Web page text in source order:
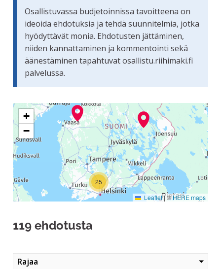
Osallistuvassa budjetoinnissa tavoitteena on
ideoida ehdotuksia ja tehdä suunnitelmia, jotka
hyödyttävät monia. Ehdotusten jättäminen,
niiden kannattaminen ja kommentointi sekä
äänestäminen tapahtuvat osallistu.riihimaki.fi
palvelussa.
Seuraavassa elementissä on kartta, joka esittää
25
+
−
Leaflet|©HERE maps
119 ehdotusta
Rajaa